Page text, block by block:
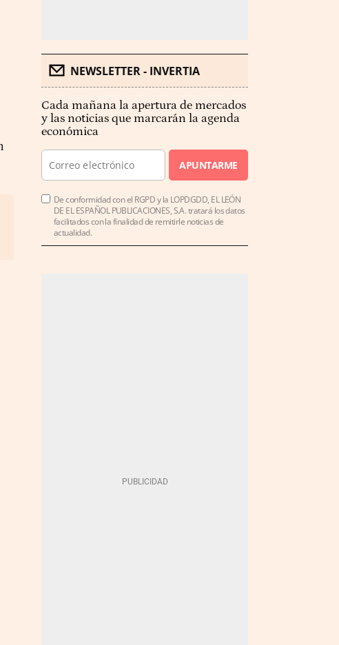
NEWSLETTER - INVERTIA
Cada mañana la apertura de mercados
y las noticias que marcarán la agenda
económica
APUNTARME
De conformidad con el RGPD y la LOPDGDD, EL LEÓN
DE EL ESPAÑOL PUBLICACIONES, S.A. tratará los datos
facilitados con la finalidad de remitirle noticias de
actualidad.